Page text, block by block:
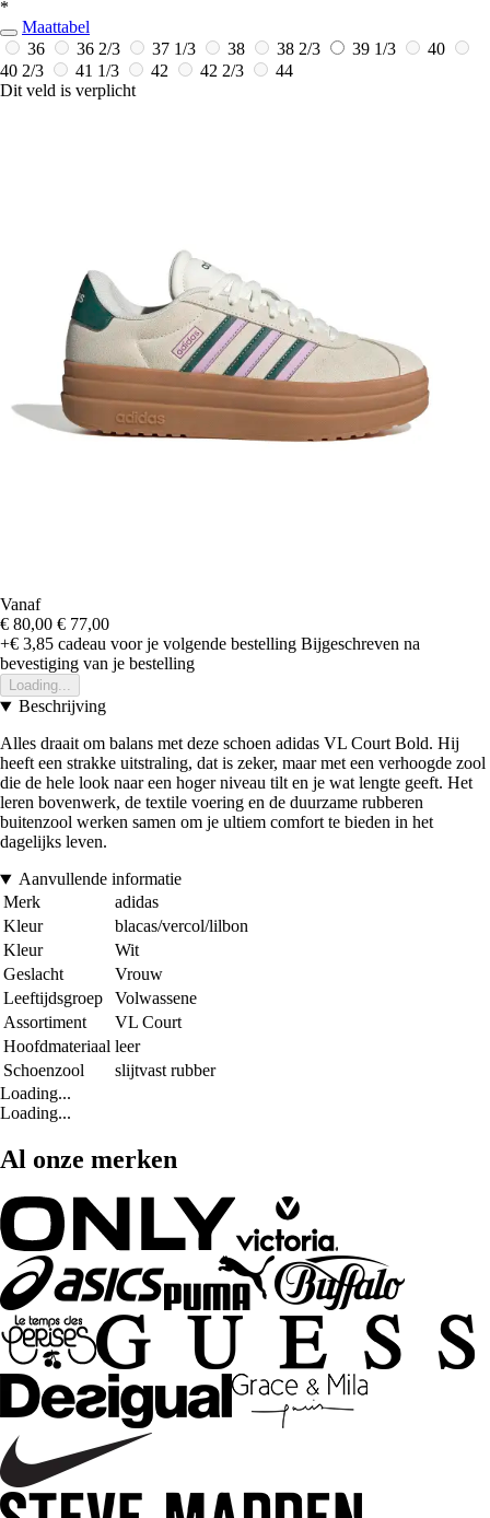
*
Maattabel
36
36 2/3 37 1/3 38 38 2/3 39 1/3
40
40 2/3
41 1/3 42 42 2/3
44
Dit veld is verplicht
Vanaf
€ 80,00 € 77,00
+€ 3,85 cadeau voor je volgende bestelling Bijgeschreven na
bevestiging van je bestelling
Loading...
Beschrijving
Alles draait om balans met deze schoen adidas VL Court Bold. Hij
heeft een strakke uitstraling, dat is zeker, maar met een verhoogde zool
die de hele look naar een hoger niveau tilt en je wat lengte geeft. Het
leren bovenwerk, de textile voering en de duurzame rubberen
buitenzool werken samen om je ultiem comfort te bieden in het
dagelijks leven.
Aanvullende informatie
Merk
adidas
Kleur
blacas/vercol/lilbon
Kleur
Wit
Geslacht
Vrouw
Leeftijdsgroep
Volwassene
Assortiment
VL Court
Hoofdmateriaal leer
Schoenzool
slijtvast rubber
Loading...
Loading...
Al onze merken